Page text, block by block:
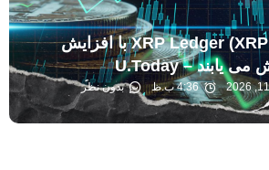
توسعه دهندگان XRP Ledger (XRPL) با افزایش
4:36 ب.ظ
بدون نظر